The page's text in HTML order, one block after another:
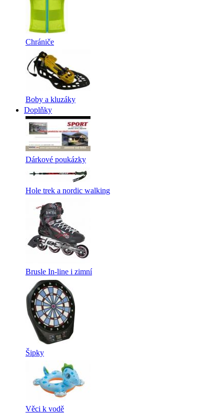
Chrániče
Boby a kluzáky
Doplňky
Dárkové poukázky
Hole trek a nordic walking
Brusle In-line i zimní
Šipky
Věci k vodě